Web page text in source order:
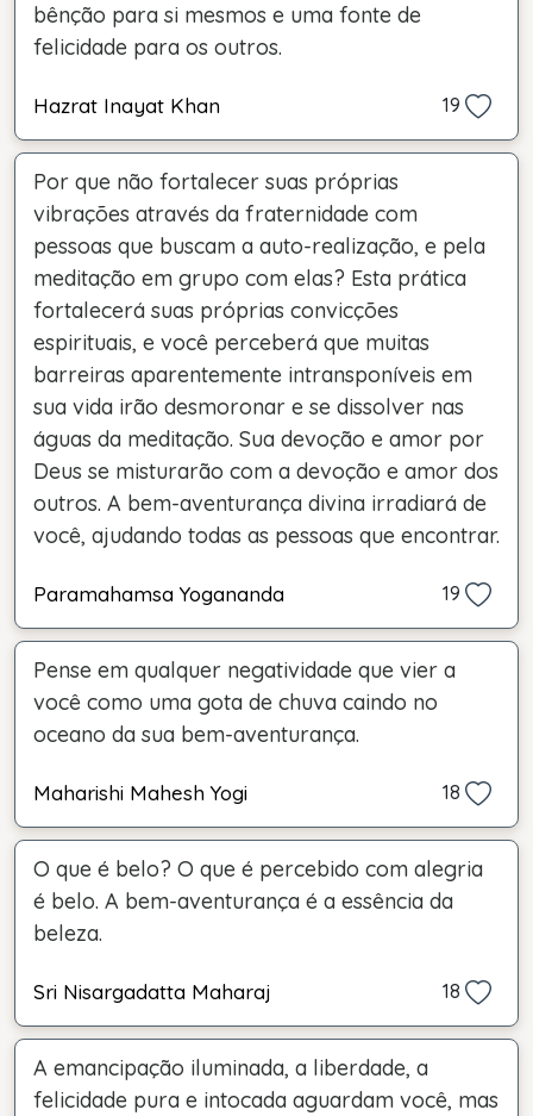
bênção para si mesmos e uma fonte de
felicidade para os outros.
Hazrat Inayat Khan 19
Por que não fortalecer suas próprias
vibrações através da fraternidade com
pessoas que buscam a auto-realização, e pela
meditação em grupo com elas? Esta prática
fortalecerá suas próprias convicções
espirituais, e você perceberá que muitas
barreiras aparentemente intransponíveis em
sua vida irão desmoronar e se dissolver nas
águas da meditação. Sua devoção e amor por
Deus se misturarão com a devoção e amor dos
outros. A bem-aventurança divina irradiará de
você, ajudando todas as pessoas que encontrar.
Paramahamsa Yogananda 19
Pense em qualquer negatividade que vier a
você como uma gota de chuva caindo no
oceano da sua bem-aventurança.
Maharishi Mahesh Yogi 18
O que é belo? O que é percebido com alegria
é belo. A bem-aventurança é a essência da
beleza.
Sri Nisargadatta Maharaj 18
A emancipação iluminada, a liberdade, a
felicidade pura e intocada aguardam você, mas